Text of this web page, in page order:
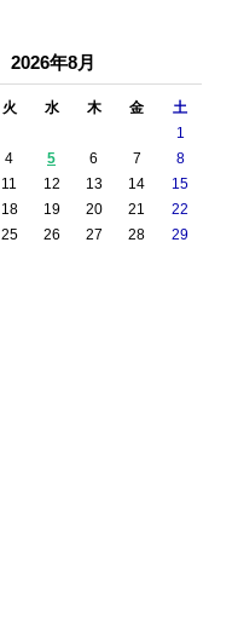
2026年8月
火 水 木 金 土
1
4 5 6 7
8
11 12 13 14
15
18 19 20 21
22
25 26 27 28
29